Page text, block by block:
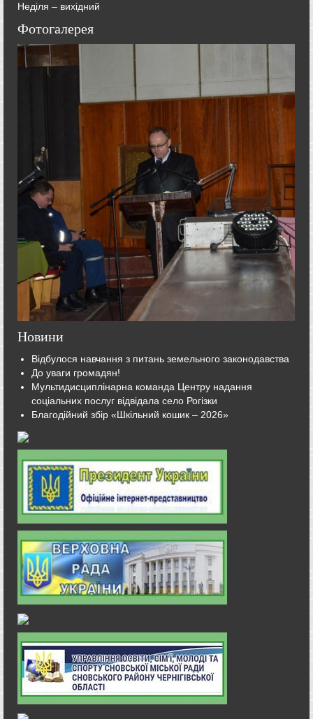
Неділя – вихідний
Фотогалерея
Новини
Відбулося навчання з питань земельного законодавства
До уваги громадян!
Мультидисциплінарна команда Центру надання
соціальних послуг відвідала село Рогізки
Благодійний збір «Шкільний кошик – 2026»